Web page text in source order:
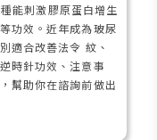
能刺激膠原蛋白增生
功效。近年成為玻尿
適合改善法令 紋、
時針功效、注意事
幫助你在諮詢前做出